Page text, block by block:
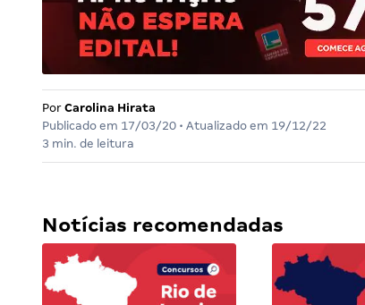
Por Carolina Hirata
Publicado em 17/03/20• Atualizado em 19/12/22
3 min. de leitura
Notícias recomendadas